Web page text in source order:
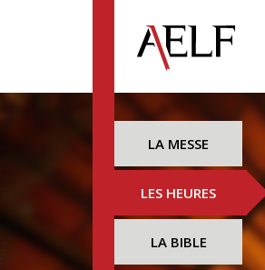
LA MESSE
LES HEURES
LA BIBLE